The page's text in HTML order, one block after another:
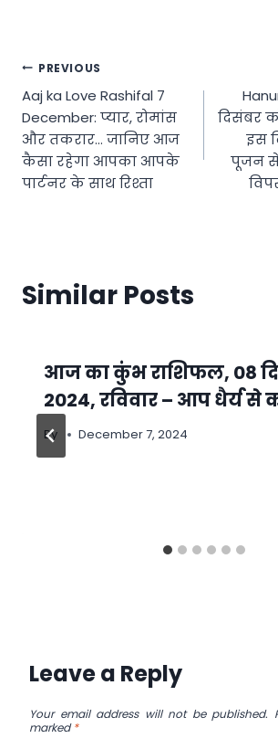
Post
navigation
PREVIOUS
Aaj ka Love Rashifal 7
December: प्यार, रोमांस
और तकरार… जानिए आज
कैसा रहेगा आपका आपके
पार्टनर के साथ रिश्ता
दिसंबर
इस
पूजन से
Similar Posts
आज का कुंभ राशिफल, 08
2024, रविवार – आप धैर्य
By December 7, 2024
Leave a Reply
Your email address will not be published.
marked*